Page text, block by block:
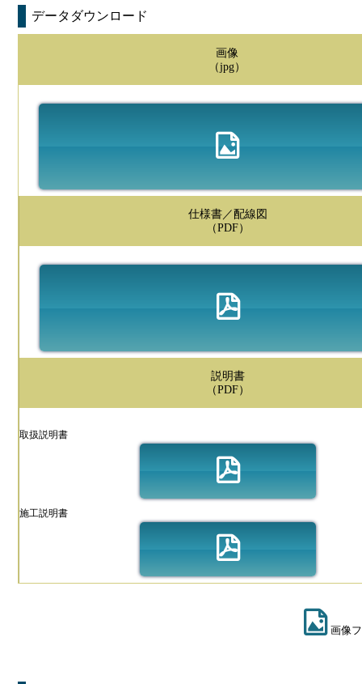
データダウンロード
画像
（jpg）
仕様書／配線図
（PDF）
説明書
（PDF）
取扱説明書
施工説明書
画像